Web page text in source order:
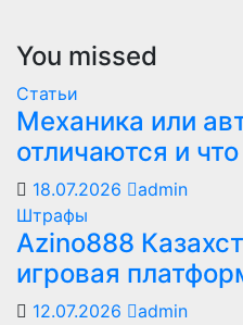
You missed
Статьи
Механика или
отличаются и
18.07.2026
admin
Штрафы
Azino888
игровая
12.07.2026
admin